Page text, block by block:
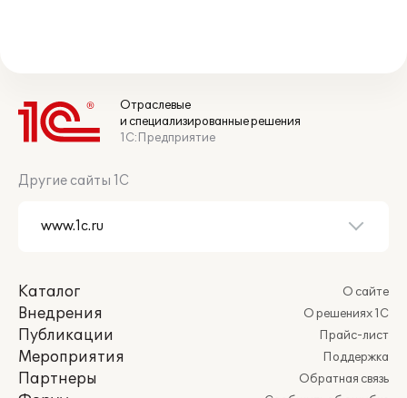
Отраслевые
и специализированные решения
1С:Предприятие
Другие сайты 1С
Каталог
Внедрения
Публикации
Мероприятия
Партнеры
О сайте
О решениях 1С
Прайс-лист
Поддержка
Обратная связь